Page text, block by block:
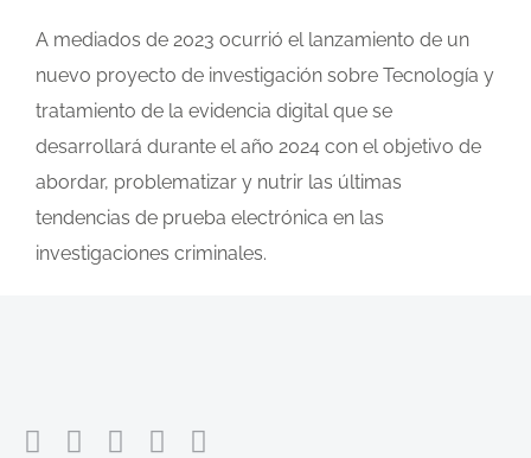
A mediados de 2023 ocurrió el lanzamiento de un
nuevo proyecto de investigación sobre Tecnología y
tratamiento de la evidencia digital que se
desarrollará durante el año 2024 con el objetivo de
abordar, problematizar y nutrir las últimas
tendencias de prueba electrónica en las
investigaciones criminales.